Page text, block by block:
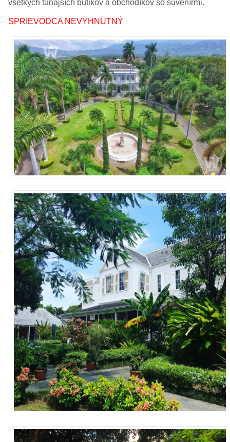
všetkých tunajších butikov a obchodíkov so suvenírmi.
SPRIEVODCA NEVYHNUTNÝ